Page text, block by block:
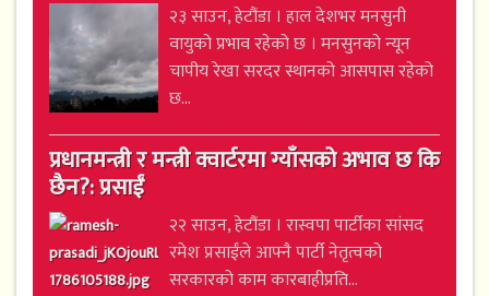
२३ साउन, हेटौंडा । हाल देशभर मनसुनी
वायुको प्रभाव रहेको छ । मनसुनको न्यून
चापीय रेखा सरदर स्थानको आसपास रहेको
छ...
प्रधानमन्त्री र मन्त्री क्वार्टरमा ग्याँसको अभाव छ कि
छैन?: प्रसाईं
२२ साउन, हेटौंडा । रास्वपा पार्टीका सांसद
रमेश प्रसाईंले आफ्नै पार्टी नेतृत्वको
सरकारको काम कारबाहीप्रति...